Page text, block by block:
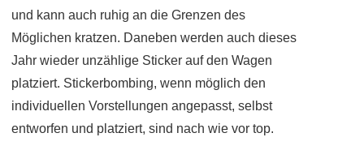
und kann auch ruhig an die Grenzen des
Möglichen kratzen. Daneben werden auch dieses
Jahr wieder unzählige Sticker auf den Wagen
platziert. Stickerbombing, wenn möglich den
individuellen Vorstellungen angepasst, selbst
entworfen und platziert, sind nach wie vor top.